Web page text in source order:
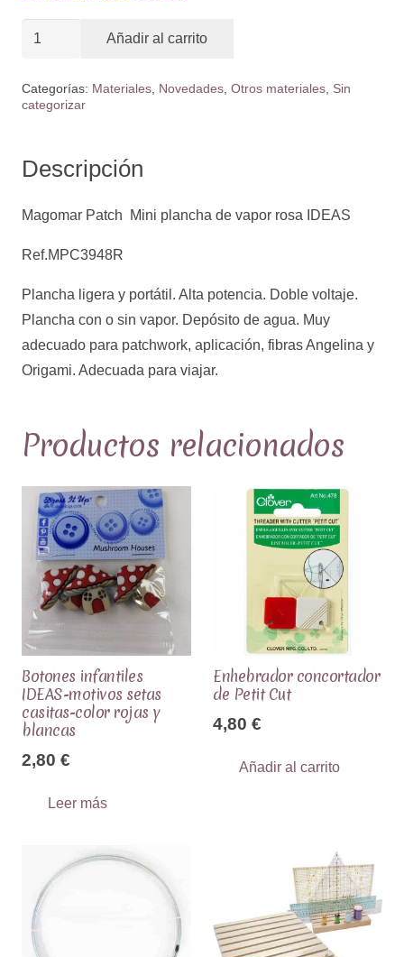
Mini
de
vapor
Ref.MPC3948R
cantidad
Añadir al carrito
Categorías: Materiales, Novedades, Otros materiales, Sin
categorizar
Descripción
Magomar Patch Mini plancha de vapor rosa IDEAS
Ref.MPC3948R
Plancha ligera y portátil. Alta potencia. Doble voltaje.
Plancha con o sin vapor. Depósito de agua. Muy
adecuado para patchwork, aplicación, fibras Angelina y
Origami. Adecuada para viajar.
Productos relacionados
Botones infantiles
IDEAS-motivos setas
casitas-color rojas y
blancas
2,80 €
Leer más
Enhebrador concortador
de Petit Cut
4,80 €
Añadir al carrito